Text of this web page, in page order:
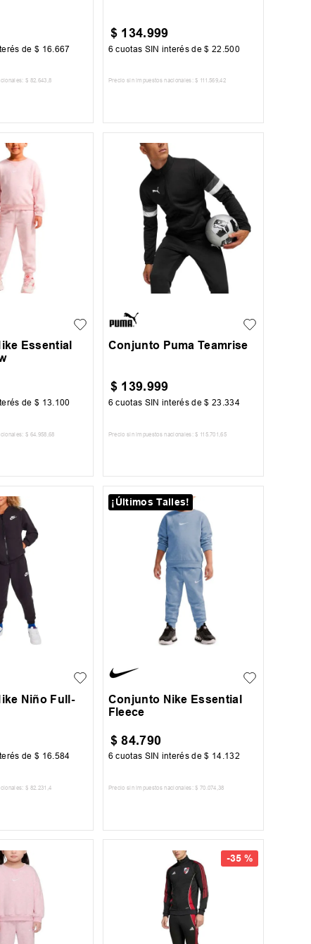
de$ 16 667
$ 82.643 ,8
$ 134.999
6 cuotas SIN interés de$ 22 500
Precio sin impuestos nacionales: $ 111 .569,42
4
Essential
de$ 13.100
$ 64 958 68
M
Conjunto Puma Teamrise
$ 139.999
6 cuotas SIN interés de$ 23 .334
Precio sin impuestos nacionales: $ 115.701 ,65
Niño Full-
de$ 16.584
$ 82 231 4
¡Últimos Talles!
Conjunto Nike Essential
Fleece
$ 84.790
6 cuotas SIN interés de$ 14.132
Precio sin impuestos nacionales: $ 70 074 ,38
-35 %